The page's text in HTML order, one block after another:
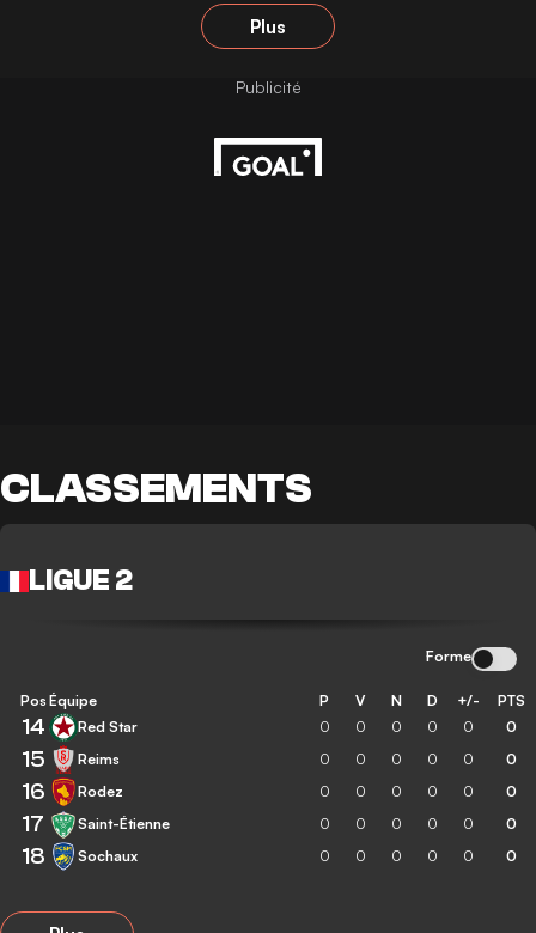
Plus
CLASSEMENTS
LIGUE 2
Forme
Pos Équipe P V N D +/- PTS
14 Red Star 0 0 0 0 0 0
15 Reims 0 0 0 0 0 0
16 Rodez 0 0 0 0 0 0
17 Saint-Étienne 0 0 0 0 0 0
18 Sochaux 0 0 0 0 0 0